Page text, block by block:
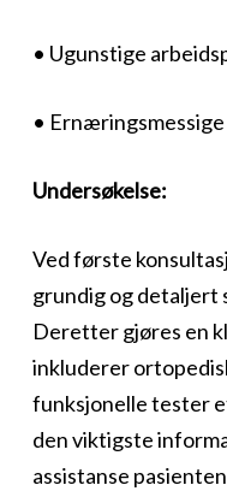
• Ugunstige
•
Undersøkelse:
Ved første
grundig og detaljert
Deretter gjøres en
inkluderer
funksjonelle tester
den viktigste
assistanse